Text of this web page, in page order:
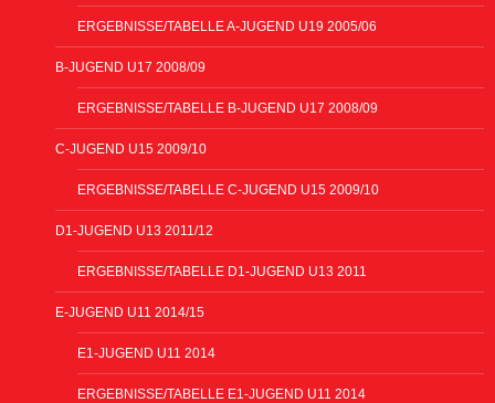
ERGEBNISSE/TABELLE A-JUGEND U19 2005/06
B-JUGEND U17 2008/09
ERGEBNISSE/TABELLE B-JUGEND U17 2008/09
C-JUGEND U15 2009/10
ERGEBNISSE/TABELLE C-JUGEND U15 2009/10
D1-JUGEND U13 2011/12
ERGEBNISSE/TABELLE D1-JUGEND U13 2011
E-JUGEND U11 2014/15
E1-JUGEND U11 2014
ERGEBNISSE/TABELLE E1-JUGEND U11 2014